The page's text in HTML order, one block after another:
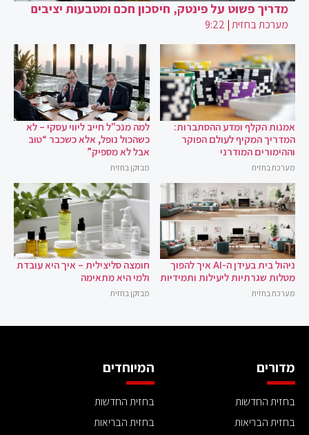
מדריך פשוט על פינטק, חיסכון חכם ומטבעות יציבים
מערכת בחזית|
9:22
אמנות הקלף ומדע ההסתברות:
המדריך המקיף לעולם הפוקר
וההימורים המודרני
מערכת בחזית
למה מנכ"ל חייב ליווי עסקי – לא
כשהכול נופל, אלא כשכבר “טוב
אבל לא מספיק”
מבזקן בחזית
ניהול בית בעידן ה-AI איך להפוך
מטלות שגרתיות ליעילות ותמידיות
מערכת בחזית
חומצה סליצילית – איך היא עובדת
ולמי היא מתאימה
מבזקן בחזית
מדורים
בחזית החדשות
בחזית הבריאות
המיוחדים
בחזית החדשות
בחזית הבריאות